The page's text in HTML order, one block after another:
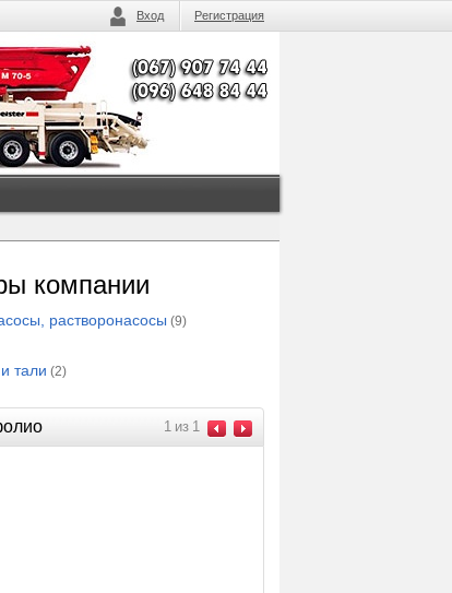
Вход Регистрация
компании
растворонасосы (9)
тали (2)
1 из 1